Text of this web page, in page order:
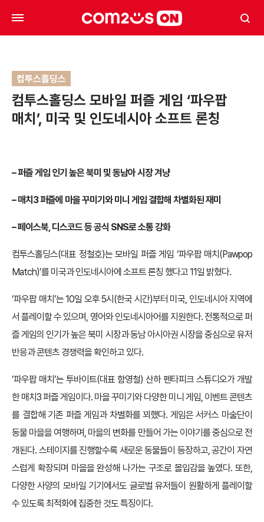
컴투스홀딩스
컴투스홀딩스 모바일 퍼즐 게임 ‘파우팝
매치’, 미국 및 인도네시아 소프트 론칭
–퍼즐 게임 인기 높은 북미 및 동남아 시장 겨냥
–매치3 퍼즐에 마을 꾸미기와 미니 게임 결합해 차별화된 재미
–페이스북, 디스코드 등 공식 SNS로 소통 강화
컴투스홀딩스(대표 정철호)는 모바일 퍼즐 게임 ‘파우팝 매치(Pawpop
Match)’를 미국과 인도네시아에 소프트 론칭 했다고 11일 밝혔다.
‘파우팝 매치’는 10일 오후 5시(한국 시간)부터 미국, 인도네시아 지역에
서 플레이할 수 있으며, 영어와 인도네시아어를 지원한다. 전통적으로 퍼
즐 게임의 인기가 높은 북미 시장과 동남 아시아권 시장을 중심으로 유저
반응과 콘텐츠 경쟁력을 확인하고 있다.
‘파우팝 매치’는 투바이트(대표 함영철) 산하 펜타피크 스튜디오가 개발
한 매치3 퍼즐 게임이다. 마을 꾸미기와 다양한 미니 게임, 이벤트 콘텐츠
를 결합해 기존 퍼즐 게임과 차별화를 꾀했다. 게임은 서커스 마술단이
동물 마을을 여행하며, 마을의 변화를 만들어 가는 이야기를 중심으로 전
개된다. 스테이지를 진행할수록 새로운 동물들이 등장하고, 공간이 자연
스럽게 확장되며 마을을 완성해 나가는 구조로 몰입감을 높였다. 또한,
다양한 사양의 모바일 기기에서도 글로벌 유저들이 원활하게 플레이할
수 있도록 최적화에 집중한 것도 특징이다.